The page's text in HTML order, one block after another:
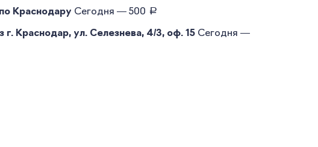
Краснодару Сегодня — 500 руб.
г. Краснодар, ул. Селезнева, 4/3, оф. 15 Сегодня —